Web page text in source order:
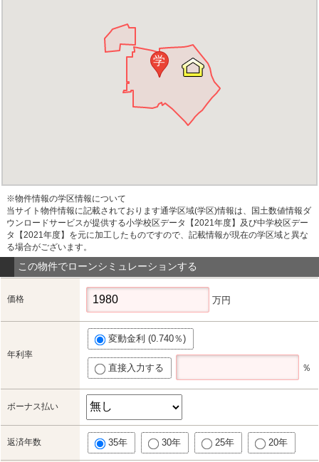
学
※物件情報の学区情報について
当サイト物件情報に記載されております通学区域(学区)情報は、国土数値情報ダ
ウンロードサービスが提供する小学校区データ【2021年度】及び中学校区デー
タ【2021年度】を元に加工したものですので、記載情報が現在の学区域と異な
る場合がございます。
この物件でローンシミュレーションする
価格 万円
年利率
変動金利 (0.740％)
直接入力する ％
ボーナス払い
返済年数 35年 30年 25年 20年